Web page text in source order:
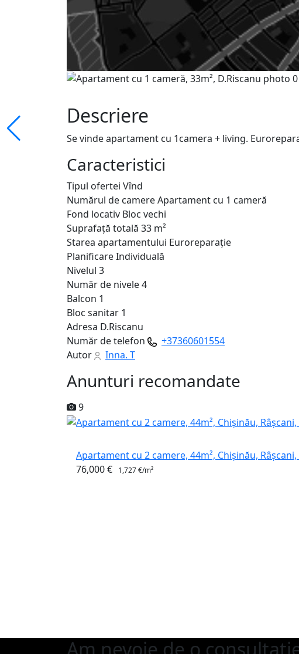
Descriere
Se vinde apartament cu 1camera + living.
Caracteristici
Tipul ofertei Vînd
Numărul de camereApartament cu 1 cameră
Fond locativ Bloc vechi
Suprafață totală 33 m²
Starea apartamentului Euroreparație
PlanificareIndividuală
Nivelul 3
Număr de nivele4
Balcon 1
Bloc sanitar 1
Adresa D.Riscanu
Număr de telefon
+37360601554
Autor
Inna. T
Anunturi recomandate
9
Apartament cu 2 camere, 44m², Chișinău, Râșcani,
76,000 €
1,727 €/m²